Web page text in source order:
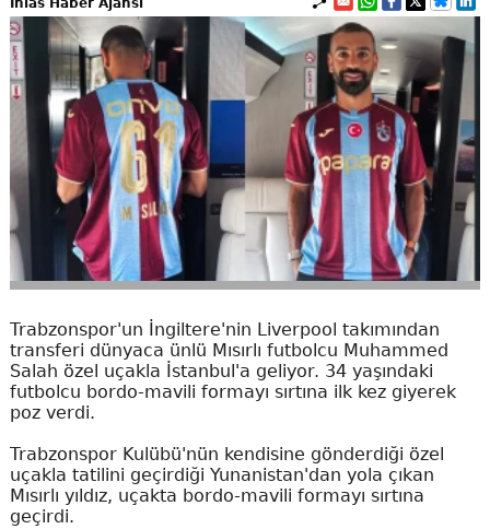
İhlas Haber Ajansı
Trabzonspor'un İngiltere'nin Liverpool takımından
transferi dünyaca ünlü Mısırlı futbolcu Muhammed
Salah özel uçakla İstanbul'a geliyor. 34 yaşındaki
futbolcu bordo-mavili formayı sırtına ilk kez giyerek
poz verdi.
Trabzonspor Kulübü'nün kendisine gönderdiği özel
uçakla tatilini geçirdiği Yunanistan'dan yola çıkan
Mısırlı yıldız, uçakta bordo-mavili formayı sırtına
geçirdi.